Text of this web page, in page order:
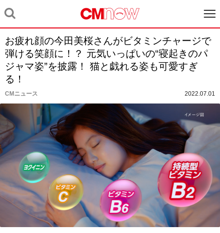
お疲れ顔の今田美桜さんがビタミンチャージで
弾ける笑顔に！？ 元気いっぱいの“寝起きのパ
ジャマ姿”を披露！ 猫と戯れる姿も可愛すぎ
る！
CMニュース 2022.07.01